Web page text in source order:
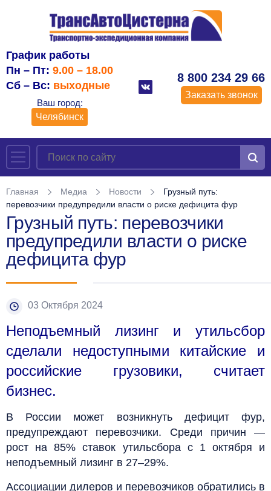
График работы
Пн – Пт: 9.00 – 18.00
Сб – Вс: выходные
Ваш город:
Челябинск
8 800 234 29 66
Заказать звонок
Главная Медиа Новости
Грузный путь:
перевозчики предупредили власти о риске дефицита фур
Грузный путь: перевозчики
предупредили власти о риске
дефицита фур
03 Октября 2024
Неподъемный лизинг и утильсбор
сделали недоступными китайские и
российские грузовики, считает
бизнес.
В России может возникнуть дефицит фур,
предупреждают перевозчики. Среди причин —
рост на 85% ставок утильсбора с 1 октября и
неподъемный лизинг в 27–29%.
Ассоциации дилеров и перевозчиков обратились в